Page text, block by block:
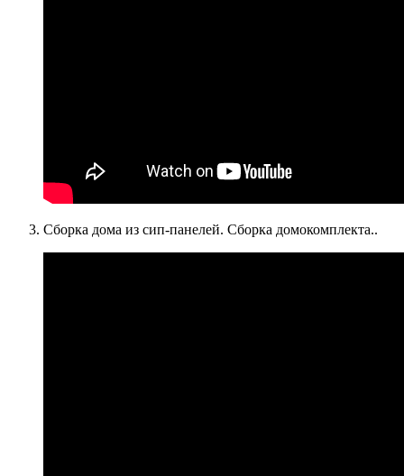
Сборка дома из сип-панелей. Сборка домокомплекта..